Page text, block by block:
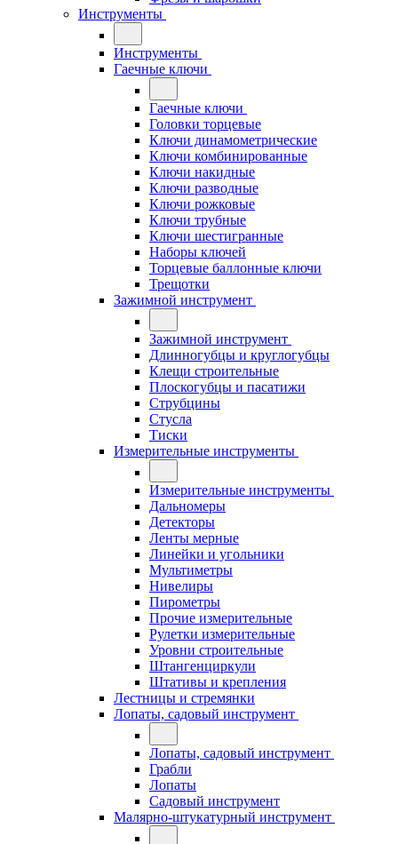
Инструменты
Инструменты
Гаечные ключи
Гаечные ключи
Головки торцевые
Ключи динамометрические
Ключи комбинированные
Ключи накидные
Ключи разводные
Ключи рожковые
Ключи трубные
Ключи шестигранные
Наборы ключей
Торцевые баллонные ключи
Трещотки
Зажимной инструмент
Зажимной инструмент
Длинногубцы и круглогубцы
Клещи строительные
Плоскогубцы и пасатижи
Струбцины
Стусла
Тиски
Измерительные инструменты
Измерительные инструменты
Дальномеры
Детекторы
Ленты мерные
Линейки и угольники
Мультиметры
Нивелиры
Пирометры
Прочие измерительные
Рулетки измерительные
Уровни строительные
Штангенциркули
Штативы и крепления
Лестницы и стремянки
Лопаты, садовый инструмент
Лопаты, садовый инструмент
Грабли
Лопаты
Садовый инструмент
Малярно-штукатурный инструмент